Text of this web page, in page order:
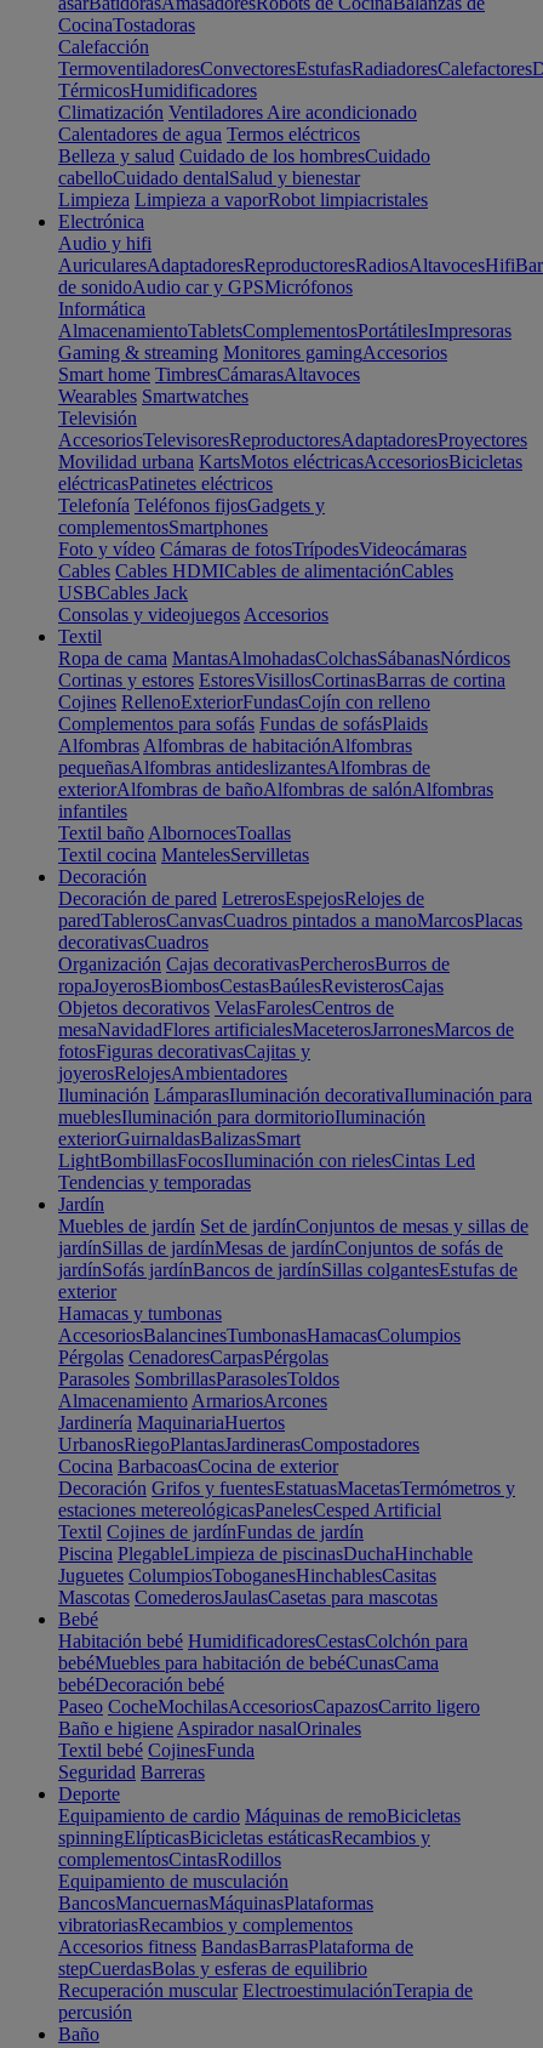
CocinaTostadoras
Calefacción
TermoventiladoresConvectoresEstufasRadiadoresCalefactores
TérmicosHumidificadores
Climatización Ventiladores Aire acondicionado
Calentadores de agua Termos eléctricos
Belleza y salud Cuidado de los hombresCuidado
cabelloCuidado dentalSalud y bienestar
Limpieza Limpieza a vaporRobot limpiacristales
Electrónica
Audio y hifi
AuricularesAdaptadoresReproductoresRadiosAltavocesHifi
de sonidoAudio car y GPSMicrófonos
Informática
AlmacenamientoTabletsComplementosPortátilesImpresoras
Gaming & streaming Monitores gamingAccesorios
Smart home TimbresCámarasAltavoces
Wearables Smartwatches
Televisión
AccesoriosTelevisoresReproductoresAdaptadoresProyectores
Movilidad urbana KartsMotos eléctricasAccesoriosBicicletas
eléctricasPatinetes eléctricos
Telefonía Teléfonos fijosGadgets y
complementosSmartphones
Foto y vídeo Cámaras de fotosTrípodesVideocámaras
Cables Cables HDMICables de alimentaciónCables
USBCables Jack
Consolas y videojuegos Accesorios
Textil
Ropa de cama MantasAlmohadasColchasSábanasNórdicos
Cortinas y estores EstoresVisillosCortinasBarras de cortina
Cojines RellenoExteriorFundasCojín con relleno
Complementos para sofás Fundas de sofásPlaids
Alfombras Alfombras de habitaciónAlfombras
pequeñasAlfombras antideslizantesAlfombras de
exteriorAlfombras de bañoAlfombras de salónAlfombras
infantiles
Textil baño AlbornocesToallas
Textil cocina MantelesServilletas
Decoración
Decoración de pared LetrerosEspejosRelojes de
paredTablerosCanvasCuadros pintados a manoMarcosPlacas
decorativasCuadros
Organización Cajas decorativasPercherosBurros de
ropaJoyerosBiombosCestasBaúlesRevisterosCajas
Objetos decorativos VelasFarolesCentros de
mesaNavidadFlores artificialesMaceterosJarronesMarcos de
fotosFiguras decorativasCajitas y
joyerosRelojesAmbientadores
Iluminación LámparasIluminación decorativaIluminación para
mueblesIluminación para dormitorioIluminación
exteriorGuirnaldasBalizasSmart
LightBombillasFocosIluminación con rielesCintas Led
Tendencias y temporadas
Jardín
Muebles de jardín Set de jardínConjuntos de mesas y sillas de
jardínSillas de jardínMesas de jardínConjuntos de sofás de
jardínSofás jardínBancos de jardínSillas colgantesEstufas de
exterior
Hamacas y tumbonas
AccesoriosBalancinesTumbonasHamacasColumpios
Pérgolas CenadoresCarpasPérgolas
Parasoles SombrillasParasolesToldos
Almacenamiento ArmariosArcones
Jardinería MaquinariaHuertos
UrbanosRiegoPlantasJardinerasCompostadores
Cocina BarbacoasCocina de exterior
Decoración Grifos y fuentesEstatuasMacetasTermómetros y
estaciones metereológicasPanelesCesped Artificial
Textil Cojines de jardínFundas de jardín
Piscina PlegableLimpieza de piscinasDuchaHinchable
Juguetes ColumpiosToboganesHinchablesCasitas
Mascotas ComederosJaulasCasetas para mascotas
Bebé
Habitación bebé HumidificadoresCestasColchón para
bebéMuebles para habitación de bebéCunasCama
bebéDecoración bebé
Paseo CocheMochilasAccesoriosCapazosCarrito ligero
Baño e higiene Aspirador nasalOrinales
Textil bebé CojinesFunda
Seguridad Barreras
Deporte
Equipamiento de cardio Máquinas de remoBicicletas
spinningElípticasBicicletas estáticasRecambios y
complementosCintasRodillos
Equipamiento de musculación
BancosMancuernasMáquinasPlataformas
vibratoriasRecambios y complementos
Accesorios fitness BandasBarrasPlataforma de
stepCuerdasBolas y esferas de equilibrio
Recuperación muscular ElectroestimulaciónTerapia de
percusión
Baño